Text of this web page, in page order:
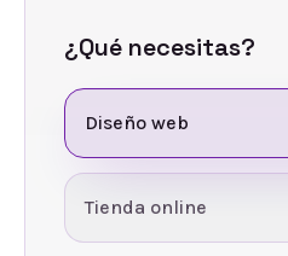
¿Qué necesitas?
Diseño web
Tienda online